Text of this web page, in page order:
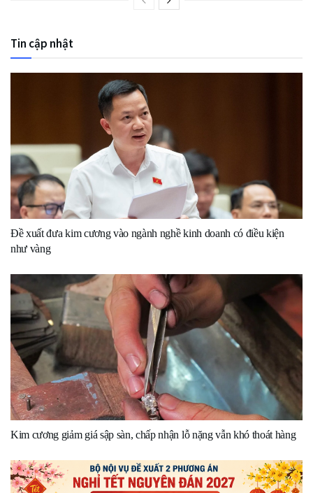
Tin cập nhật
Đề xuất đưa kim cương vào ngành nghề kinh doanh có điều kiện
như vàng
Kim cương giảm giá sập sàn, chấp nhận lỗ nặng vẫn khó thoát hàng